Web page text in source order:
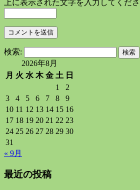
上に表示された文字を入力してくださ
検索:
2026年8月
月 火 水 木 金 土 日
1
2
3
4 5 6 7 8
9
10 11 12 13 14 15 16
17 18 19 20 21 22 23
24 25 26 27 28 29 30
31
« 9月
最近の投稿